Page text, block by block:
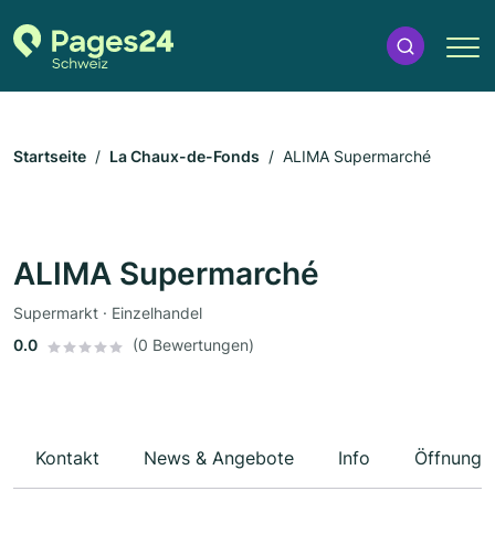
Startseite La Chaux-de-Fonds ALIMA Supermarché
ALIMA Supermarché
Supermarkt · Einzelhandel
0.0
(0 Bewertungen)
Kontakt News & Angebote Info